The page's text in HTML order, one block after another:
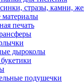
стразы, камни,
печать
дыроколы
подушечки